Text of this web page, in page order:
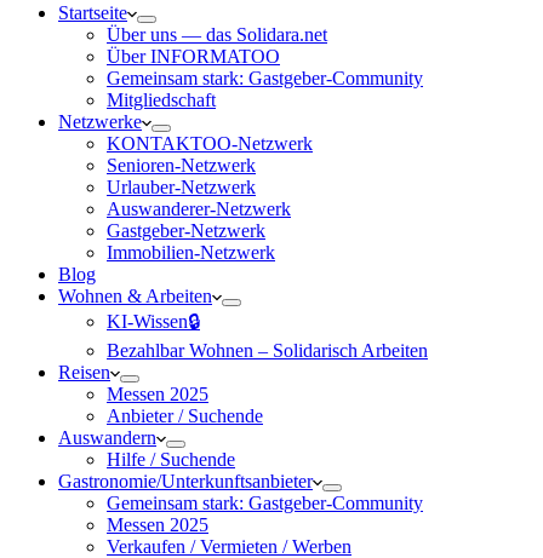
Start­seite
Über uns — das Solidara.net
Über INFORMATOO
Gemeinsam stark: Gastgeber-Community
Mitglied­schaft
Netzwerke
KONTAKTOO-Netzwerk
Senioren-Netzwerk
Urlauber-Netzwerk
Auswan­derer-Netzwerk
Gastgeber-Netzwerk
Immobilien-Netzwerk
Blog
Wohnen & Arbeiten
KI-Wissen🔒
Bezahlbar Wohnen – Solida­risch Arbeiten
Reisen
Messen 2025
Anbieter / Suchende
Auswandern
Hilfe / Suchende
Gastronomie/Unterkunftsanbieter
Gemeinsam stark: Gastgeber-Community
Messen 2025
Verkaufen / Vermieten / Werben